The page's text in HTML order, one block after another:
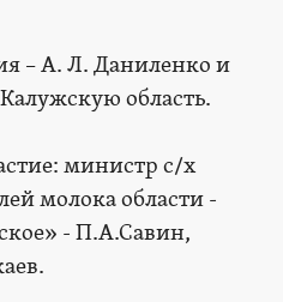
– А. Л. Даниленко и
область.
министр с/х
молока области -
- П.А.Савин,